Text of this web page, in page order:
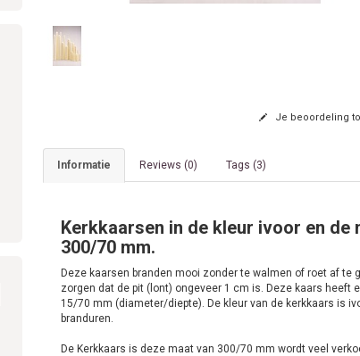
Je beoordeling
Informatie Reviews (0) Tags (3)
Kerkkaarsen in de kleur ivoor en de
300/70 mm.
Deze kaarsen branden mooi zonder te walmen of roet af te
zorgen dat de pit (lont) ongeveer 1 cm is. Deze kaars heeft
15/70 mm (diameter/diepte). De kleur van de kerkkaars is
branduren.
De Kerkkaars is deze maat van 300/70 mm wordt veel